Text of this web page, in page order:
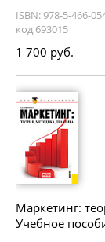
ISBN: 978-5-466-
код 693015
1 700 руб.
Маркетинг:
Учебное